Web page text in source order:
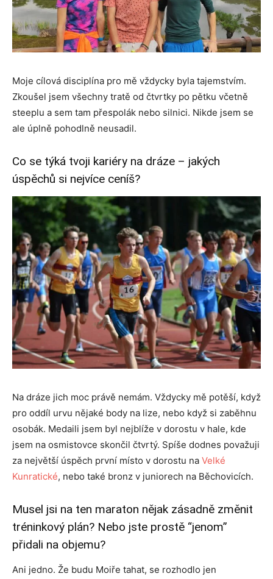
Moje cílová disciplína pro mě vždycky byla tajemstvím.
Zkoušel jsem všechny tratě od čtvrtky po pětku včetně
steeplu a sem tam přespolák nebo silnici. Nikde jsem se
ale úplně pohodlně neusadil.
Co se týká tvoji kariéry na dráze – jakých
úspěchů si nejvíce ceníš?
Na dráze jich moc právě nemám. Vždycky mě potěší, když
pro oddíl urvu nějaké body na lize, nebo když si zaběhnu
osobák. Medaili jsem byl nejblíže v dorostu v hale, kde
jsem na osmistovce skončil čtvrtý. Spíše dodnes považuji
za největší úspěch první místo v dorostu na Velké
Kunratické, nebo také bronz v juniorech na Běchovicích.
Musel jsi na ten maraton nějak zásadně změnit
tréninkový plán? Nebo jste prostě “jenom”
přidali na objemu?
Ani jedno. Že budu Moiře tahat, se rozhodlo jen